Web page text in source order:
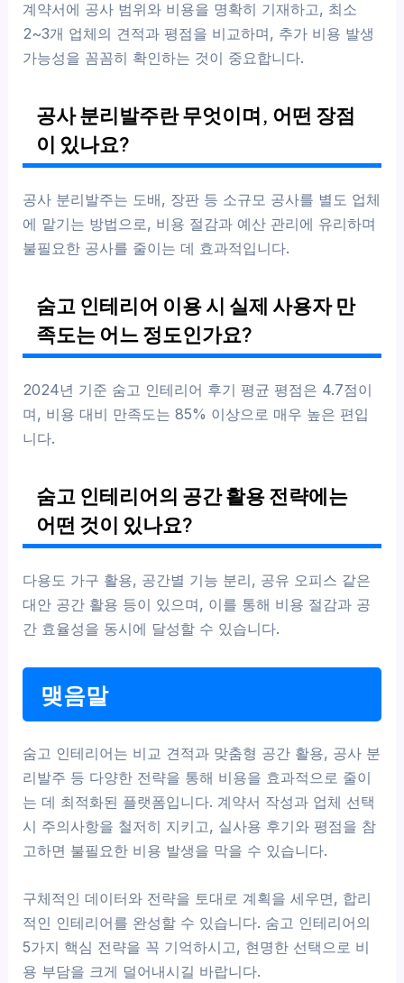
계약서에 공사 범위와 비용을 명확히 기재하고, 최소
2~3개 업체의 견적과 평점을 비교하며, 추가 비용 발생
가능성을 꼼꼼히 확인하는 것이 중요합니다.
공사 분리발주란 무엇이며, 어떤 장점
이 있나요?
공사 분리발주는 도배, 장판 등 소규모 공사를 별도 업체
에 맡기는 방법으로, 비용 절감과 예산 관리에 유리하며
불필요한 공사를 줄이는 데 효과적입니다.
숨고 인테리어 이용 시 실제 사용자 만
족도는 어느 정도인가요?
2024년 기준 숨고 인테리어 후기 평균 평점은 4.7점이
며, 비용 대비 만족도는 85% 이상으로 매우 높은 편입
니다.
숨고 인테리어의 공간 활용 전략에는
어떤 것이 있나요?
다용도 가구 활용, 공간별 기능 분리, 공유 오피스 같은
대안 공간 활용 등이 있으며, 이를 통해 비용 절감과 공
간 효율성을 동시에 달성할 수 있습니다.
맺음말
숨고 인테리어는 비교 견적과 맞춤형 공간 활용, 공사 분
리발주 등 다양한 전략을 통해 비용을 효과적으로 줄이
는 데 최적화된 플랫폼입니다. 계약서 작성과 업체 선택
시 주의사항을 철저히 지키고, 실사용 후기와 평점을 참
고하면 불필요한 비용 발생을 막을 수 있습니다.
구체적인 데이터와 전략을 토대로 계획을 세우면, 합리
적인 인테리어를 완성할 수 있습니다. 숨고 인테리어의
5가지 핵심 전략을 꼭 기억하시고, 현명한 선택으로 비
용 부담을 크게 덜어내시길 바랍니다.